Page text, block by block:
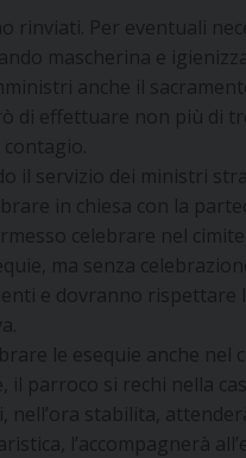
rinviati. Per eventuali
mascherina e
anche il
di effettuare non più di
il servizio dei ministri
in chiesa con la
celebrare nel
ma senza
e dovranno rispettare
le esequie anche nel
il parroco si rechi nella
stabilita,
l’accompagnerà